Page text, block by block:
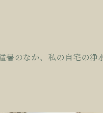
暑のなか、私の自宅の浄